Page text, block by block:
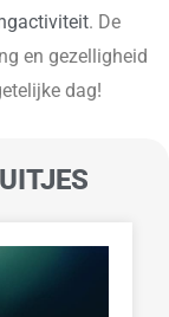
. De
en gezelligheid
dag!